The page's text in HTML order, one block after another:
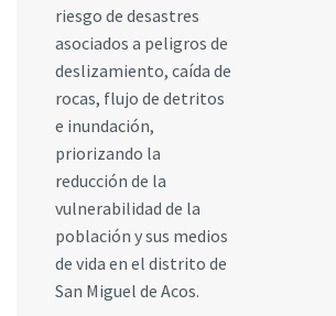
riesgo de desastres
asociados a peligros de
deslizamiento, caída de
rocas, flujo de detritos
e inundación,
priorizando la
reducción de la
vulnerabilidad de la
población y sus medios
de vida en el distrito de
San Miguel de Acos.